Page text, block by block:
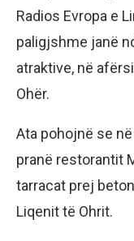
Radios Evropa e
paligjshme janë
atraktive, në
Ohër.
Ata pohojnë se
pranë restorantit
tarracat prej
Liqenit të Ohrit.